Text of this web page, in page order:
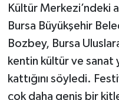
Kültür Merkezi’ndeki
Bursa Büyükşehir
Bozbey, Bursa
kentin kültür ve sanat
kattığını söyledi.
çok daha geniş bir